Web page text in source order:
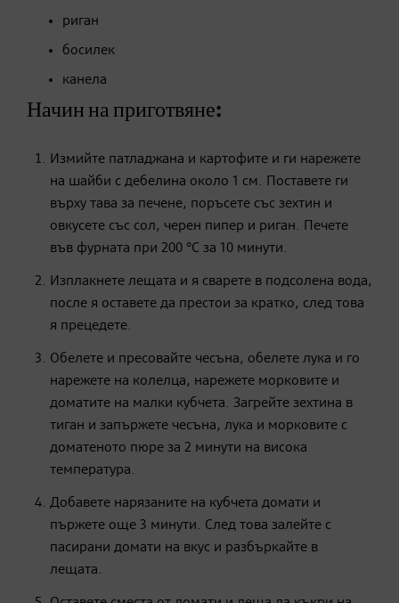
риган
босилек
канела
Начин на приготвяне:
Измийте патладжана и картофите и ги нарежете
на шайби с дебелина около 1 см. Поставете ги
върху тава за печене, поръсете със зехтин и
овкусете със сол, черен пипер и риган. Печете
във фурната при 200 °C за 10 минути.
Изплакнете лещата и я сварете в подсолена вода,
после я оставете да престои за кратко, след това
я прецедете.
Обелете и пресовайте чесъна, обелете лука и го
нарежете на колелца, нарежете морковите и
доматите на малки кубчета. Загрейте зехтина в
тиган и запържете чесъна, лука и морковите с
доматеното пюре за 2 минути на висока
температура.
Добавете нарязаните на кубчета домати и
пържете още 3 минути. След това залейте с
пасирани домати на вкус и разбъркайте в
лещата.